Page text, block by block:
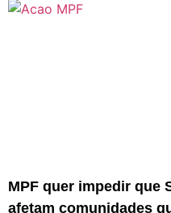
MPF quer impedir que
afetam comunidades